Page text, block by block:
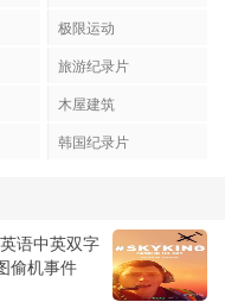
极限运动
旅游纪录片
木屋建筑
韩国纪录片
语中英双字
偷机事件